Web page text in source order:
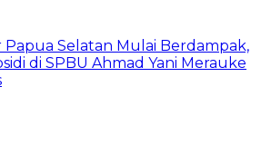
Selatan Mulai Berdampak,
di SPBU Ahmad Yani Merauke